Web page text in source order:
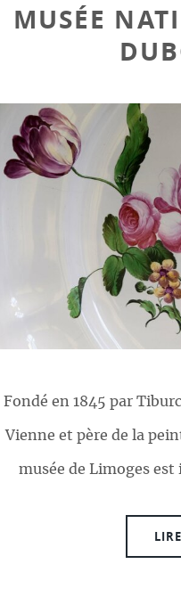
MUSÉE
Fondé en 1845 par
Vienne et père de la
musée de Limoges